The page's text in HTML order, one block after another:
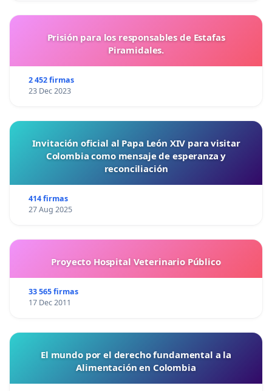
Prisión para los responsables de Estafas
Piramidales.
2 452 firmas
23 Dec 2023
Invitación oficial al Papa León XIV para visitar
Colombia como mensaje de esperanza y
reconciliación
414 firmas
27 Aug 2025
Proyecto Hospital Veterinario Público
33 565 firmas
17 Dec 2011
El mundo por el derecho fundamental a la
Alimentación en Colombia